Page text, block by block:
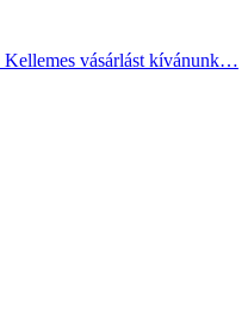
vásárlást kívánunk…